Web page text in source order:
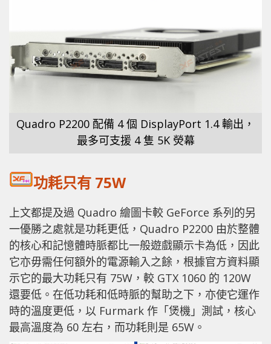
Quadro P2200 配備 4 個 DisplayPort 1.4 輸出，
最多可支援 4 隻 5K 熒幕
功耗只有 75W
上文都提及過 Quadro 繪圖卡較 GeForce 系列的另
一優勝之處就是功耗更低，Quadro P2200 由於整體
的核心和記憶體時脈都比一般遊戲顯示卡為低，因此
它亦毋需任何額外的電源輸入之餘，根據官方資料顯
示它的最大功耗只有 75W，較 GTX 1060 的 120W
還要低。在低功耗和低時脈的幫助之下，亦使它運作
時的溫度更低，以 Furmark 作「煲機」測試，核心
最高溫度為 60 左右，而功耗則是 65W。